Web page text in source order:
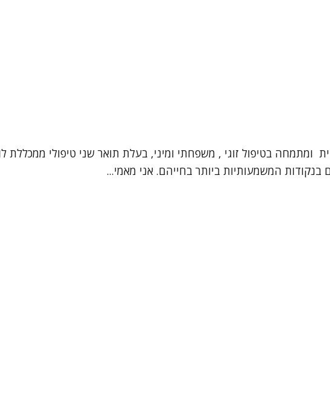
ומתמחה בטיפול זוגי , משפחתי ומיני, בעלת תואר שני טיפולי
בנקודות המשמעותיות ביותר בחייהם. אני מאמי...